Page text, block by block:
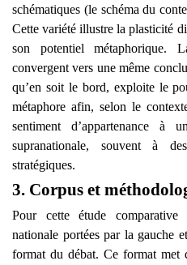
schématiques (le schéma du
Cette variété illustre la plasticité
son potentiel métaphorique.
convergent vers une même
qu’en soit le bord, exploite le
métaphore afin, selon le
sentiment d’appartenance à
supranationale, souvent à
stratégiques.
3. Corpus et
Pour cette étude comparative
nationale portées par la gauche
format du débat. Ce format met